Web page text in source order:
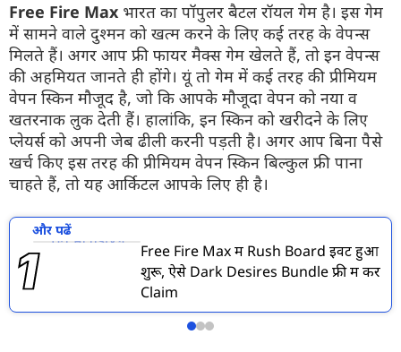
Free Fire Max भारत का पॉपुलर बैटल रॉयल गेम है। इस गेम
में सामने वाले दुश्मन को खत्म करने के लिए कई तरह के वेपन्स
मिलते हैं। अगर आप फ्री फायर मैक्स गेम खेलते हैं, तो इन वेपन्स
की अहमियत जानते ही होंगे। यूं तो गेम में कई तरह की प्रीमियम
वेपन स्किन मौजूद है, जो कि आपके मौजूदा वेपन को नया व
खतरनाक लुक देती हैं। हालांकि, इन स्किन को खरीदने के लिए
प्लेयर्स को अपनी जेब ढीली करनी पड़ती है। अगर आप बिना पैसे
खर्च किए इस तरह की प्रीमियम वेपन स्किन बिल्कुल फ्री पाना
चाहते हैं, तो यह आर्किटल आपके लिए ही है।
और पढें
Free Fire Max में Rush Board इवेंट हुआ
शुरू, ऐसे Dark Desires Bundle फ्री में करें
Claim